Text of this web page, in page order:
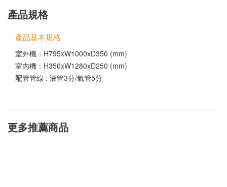
產品規格
產品基本規格
室外機：H795xW1000xD350 (mm)
室內機：H350xW1280xD250 (mm)
配管管線 : 液管3分/氣管5分
更多推薦商品